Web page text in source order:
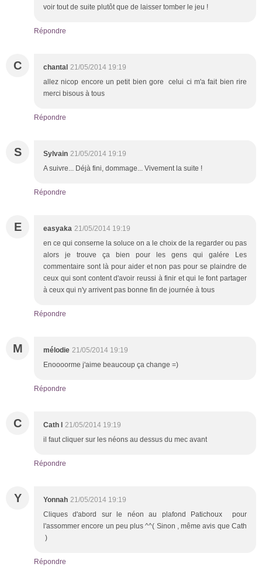
voir tout de suite plutôt que de laisser tomber le jeu !
Répondre
C chantal 21/05/2014 19:19
allez nicop encore un petit bien gore celui ci m'a fait bien rire
merci bisous à tous
Répondre
S Sylvain 21/05/2014 19:19
A suivre... Déjà fini, dommage... Vivement la suite !
Répondre
E easyaka 21/05/2014 19:19
en ce qui conserne la soluce on a le choix de la regarder ou pas
alors je trouve ça bien pour les gens qui galére Les
commentaire sont là pour aider et non pas pour se plaindre de
ceux qui sont content d'avoir reussi à finir et qui le font partager
à ceux qui n'y arrivent pas bonne fin de journée à tous
Répondre
M mélodie 21/05/2014 19:19
Enoooorme j'aime beaucoup ça change =)
Répondre
C Cath l 21/05/2014 19:19
il faut cliquer sur les néons au dessus du mec avant
Répondre
Y Yonnah 21/05/2014 19:19
Cliques d'abord sur le néon au plafond Patichoux pour
l'assommer encore un peu plus ^^( Sinon , même avis que Cath
)
Répondre